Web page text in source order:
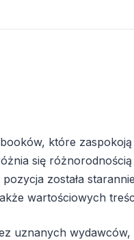
które
się
została
wartościowych
uznanych